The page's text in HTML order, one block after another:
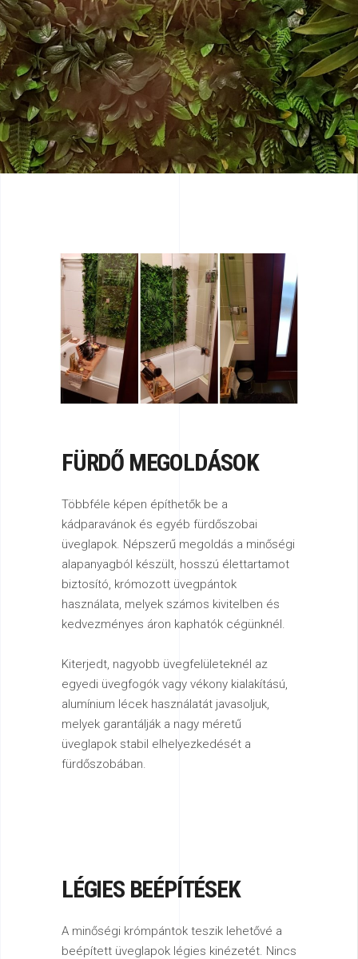
FÜRDŐ MEGOLDÁSOK
Többféle képen építhetők be a
kádparavánok és egyéb fürdőszobai
üveglapok. Népszerű megoldás a minőségi
alapanyagból készült, hosszú élettartamot
biztosító, krómozott üvegpántok
használata, melyek számos kivitelben és
kedvezményes áron kaphatók cégünknél.
Kiterjedt, nagyobb üvegfelületeknél az
egyedi üvegfogók vagy vékony kialakítású,
alumínium lécek használatát javasoljuk,
melyek garantálják a nagy méretű
üveglapok stabil elhelyezkedését a
fürdőszobában.
LÉGIES BEÉPÍTÉSEK
A minőségi krómpántok teszik lehetővé a
beépített üveglapok légies kinézetét. Nincs